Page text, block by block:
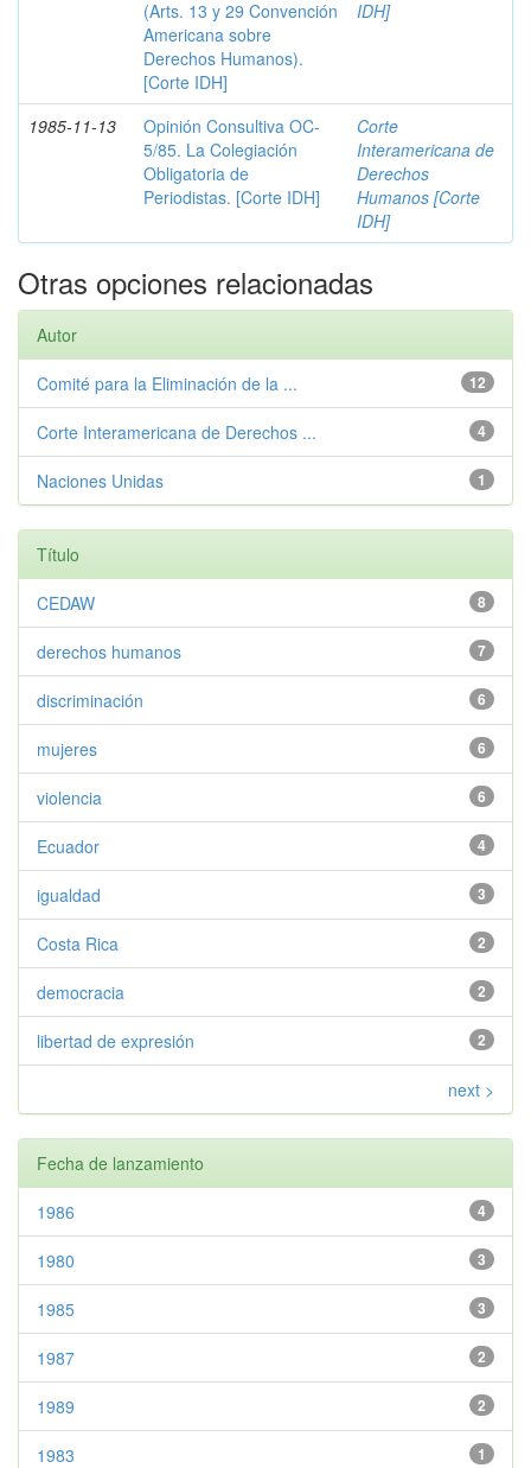
(Arts. 13 y 29 Convención
Americana sobre
Derechos Humanos).
[Corte IDH]
IDH]
1985-11-13
Opinión Consultiva OC-
5/85. La Colegiación
Obligatoria de
Periodistas. [Corte IDH]
Corte
Interamericana de
Derechos
Humanos [Corte
IDH]
Otras opciones relacionadas
Autor
12
Comité para la Eliminación de la ...
4
Corte Interamericana de Derechos ...
1
Naciones Unidas
Título
8
CEDAW
7
derechos humanos
6
discriminación
6
mujeres
6
violencia
4
Ecuador
3
igualdad
2
Costa Rica
2
democracia
2
libertad de expresión
next >
Fecha de lanzamiento
4
1986
3
1980
3
1985
2
1987
2
1989
1
1983